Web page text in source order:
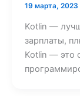
19 марта, 2023
Kotlin —
зарплаты,
Kotlin — это